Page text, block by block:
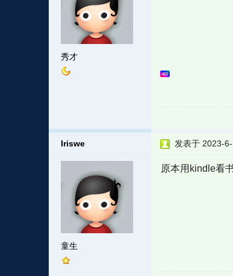
秀才
Iriswe
童生
发表于 2023-
原本用kindle看